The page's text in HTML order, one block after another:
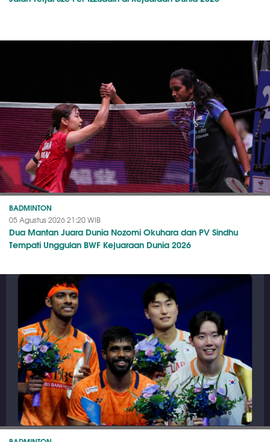
BADMINTON
05 Agustus 2026 21:20 WIB
Dua Mantan Juara Dunia Nozomi Okuhara dan PV Sindhu
Tempati Unggulan BWF Kejuaraan Dunia 2026